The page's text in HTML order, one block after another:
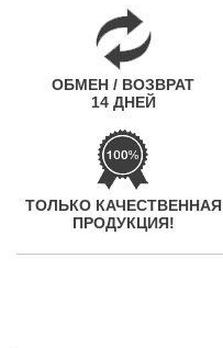
ОБМЕН / ВОЗВРАТ
14 ДНЕЙ
ТОЛЬКО КАЧЕСТВЕННАЯ
ПРОДУКЦИЯ!